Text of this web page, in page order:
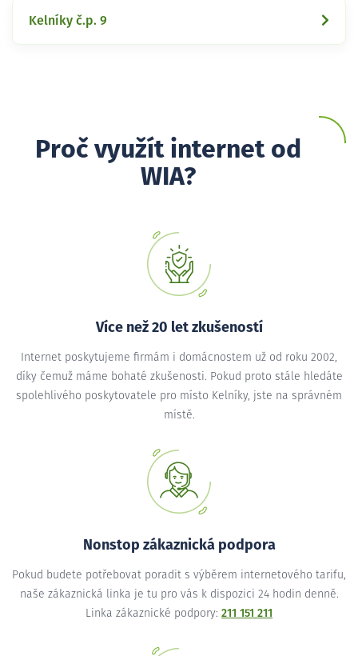
Kelníky č.p. 9
Proč využít internet od
WIA?
Více než 20 let zkušeností
Internet poskytujeme firmám i domácnostem už od roku 2002,
díky čemuž máme bohaté zkušenosti. Pokud proto stále hledáte
spolehlivého poskytovatele pro místo Kelníky, jste na správném
místě.
Nonstop zákaznická podpora
Pokud budete potřebovat poradit s výběrem internetového tarifu,
naše zákaznická linka je tu pro vás k dispozici 24 hodin denně.
Linka zákaznické podpory: 211 151 211